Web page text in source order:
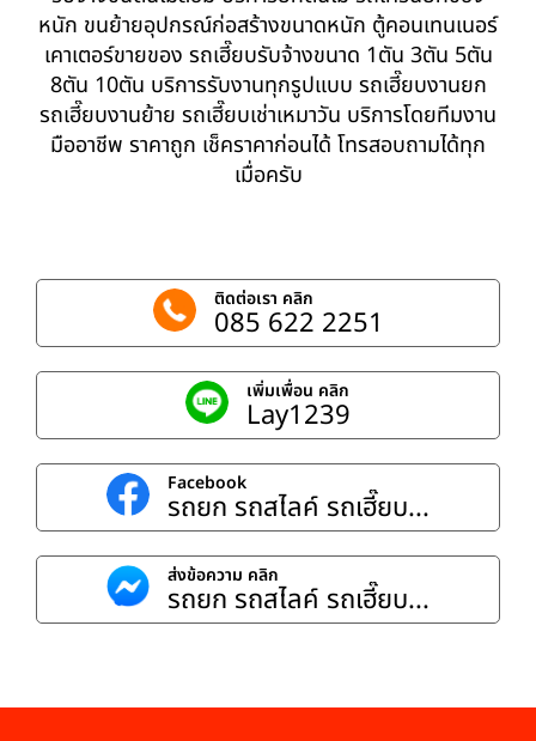
หนัก ขนย้ายอุปกรณ์ก่อสร้างขนาดหนัก ตู้คอนเทนเนอร์
เคาเตอร์ขายของ รถเฮี๊ยบรับจ้างขนาด 1ตัน 3ตัน 5ตัน
8ตัน 10ตัน บริการรับงานทุกรูปแบบ รถเฮี๊ยบงานยก
รถเฮี๊ยบงานย้าย รถเฮี๊ยบเช่าเหมาวัน บริการโดยทีมงาน
มืออาชีพ ราคาถูก เช็คราคาก่อนได้ โทรสอบถามได้ทุก
เมื่อครับ
ติดต่อเรา คลิก
085 622 2251
เพิ่มเพื่อน คลิก
Lay1239
Facebook
รถยก รถสไลค์ รถเฮี๊ยบ...
ส่งข้อความ คลิก
รถยก รถสไลค์ รถเฮี๊ยบ...